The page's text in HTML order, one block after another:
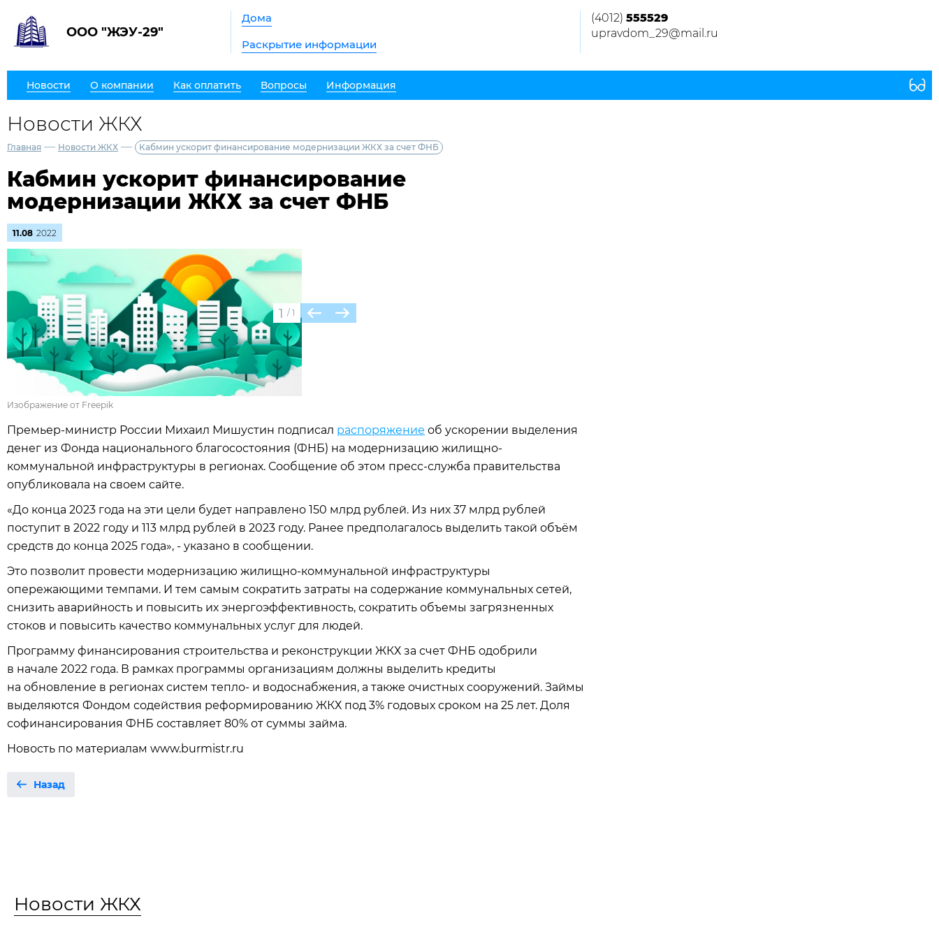
ООО "ЖЭУ-29"
Дома
Раскрытие информации
(4012) 555529
upravdom_29@mail.ru
Новости О компании Как оплатить Вопросы Информация
Новости ЖКХ
Главная — Новости ЖКХ — Кабмин ускорит финансирование модернизации ЖКХ за счет ФНБ
Кабмин ускорит финансирование
модернизации ЖКХ за счет ФНБ
11.08 2022
1 / 1
Изображение от Freepik
Премьер-министр России Михаил Мишустин подписал распоряжение об ускорении выделения
денег из Фонда национального благосостояния (ФНБ) на модернизацию жилищно-
коммунальной инфраструктуры в регионах. Сообщение об этом пресс-служба правительства
опубликовала на своем сайте.
«До конца 2023 года на эти цели будет направлено 150 млрд рублей. Из них 37 млрд рублей
поступит в 2022 году и 113 млрд рублей в 2023 году. Ранее предполагалось выделить такой объём
средств до конца 2025 года», - указано в сообщении.
Это позволит провести модернизацию жилищно-коммунальной инфраструктуры
опережающими темпами. И тем самым сократить затраты на содержание коммунальных сетей,
снизить аварийность и повысить их энергоэффективность, сократить объемы загрязненных
стоков и повысить качество коммунальных услуг для людей.
Программу финансирования строительства и реконструкции ЖКХ за счет ФНБ одобрили
в начале 2022 года. В рамках программы организациям должны выделить кредиты
на обновление в регионах систем тепло- и водоснабжения, а также очистных сооружений. Займы
выделяются Фондом содействия реформированию ЖКХ под 3% годовых сроком на 25 лет. Доля
софинансирования ФНБ составляет 80% от суммы займа.
Новость по материалам www.burmistr.ru
Назад
Новости ЖКХ